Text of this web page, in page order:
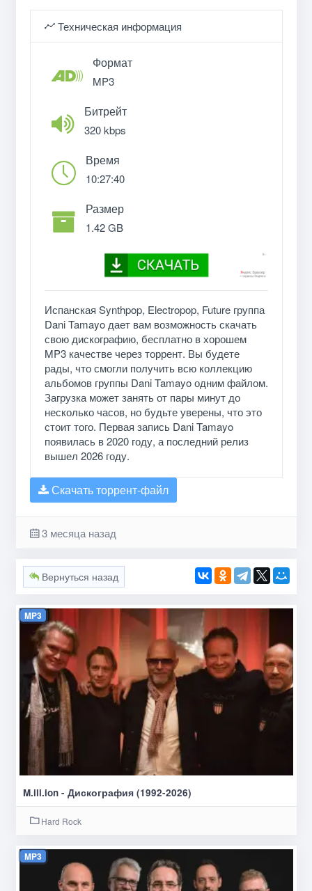
Техническая информация
Формат
MP3
Битрейт
320 kbps
Время
10:27:40
Размер
1.42 GB
Испанская Synthpop, Electropop, Future группа
Dani Tamayo дает вам возможность скачать
свою дискографию, бесплатно в хорошем
MP3 качестве через торрент. Вы будете
рады, что смогли получить всю коллекцию
альбомов группы Dani Tamayo одним файлом.
Загрузка может занять от пары минут до
несколько часов, но будьте уверены, что это
стоит того. Первая запись Dani Tamayo
появилась в 2020 году, а последний релиз
вышел 2026 году.
Скачать торрент-файл
3 месяца назад
Вернуться назад
MP3
M.ill.ion - Дискография (1992-2026)
Hard Rock
MP3